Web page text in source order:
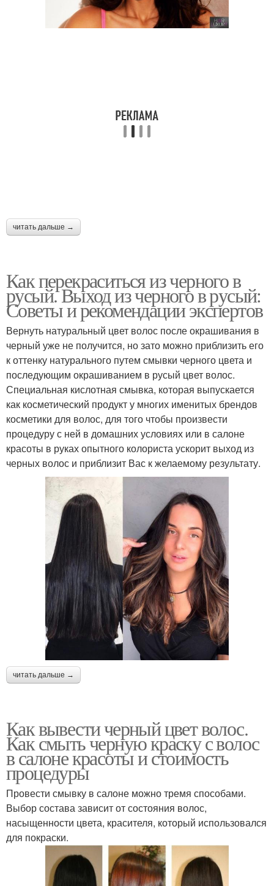
читать дальше →
Как перекраситься из черного в
русый. Выход из черного в русый:
Советы и рекомендации экспертов
Вернуть натуральный цвет волос после окрашивания в
черный уже не получится, но зато можно приблизить его
к оттенку натурального путем смывки черного цвета и
последующим окрашиванием в русый цвет волос.
Специальная кислотная смывка, которая выпускается
как косметический продукт у многих именитых брендов
косметики для волос, для того чтобы произвести
процедуру с ней в домашних условиях или в салоне
красоты в руках опытного колориста ускорит выход из
черных волос и приблизит Вас к желаемому результату.
читать дальше →
Как вывести черный цвет волос.
Как смыть черную краску с волос
в салоне красоты и стоимость
процедуры
Провести смывку в салоне можно тремя способами.
Выбор состава зависит от состояния волос,
насыщенности цвета, красителя, который использовался
для покраски.